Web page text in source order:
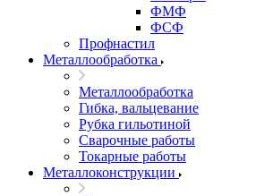
ФМФ
ФСФ
Профнастил
Металлообработка
Металлообработка
Гибка, вальцевание
Рубка гильотиной
Сварочные работы
Токарные работы
Металлоконструкции